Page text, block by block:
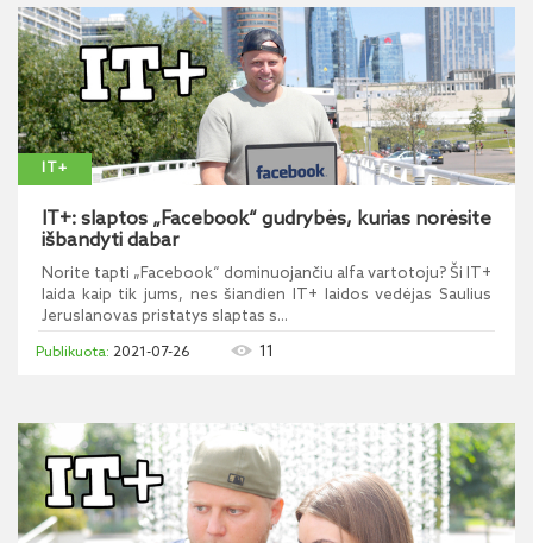
IT+
IT+: slaptos „Facebook“ gudrybės, kurias norėsite
išbandyti dabar
Norite tapti „Facebook“ dominuojančiu alfa vartotoju? Ši IT+
laida kaip tik jums, nes šiandien IT+ laidos vedėjas Saulius
Jeruslanovas pristatys slaptas s...
2021-07-26 11